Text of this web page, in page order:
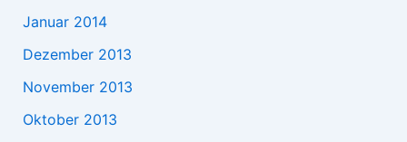
Januar 2014
Dezember 2013
November 2013
Oktober 2013